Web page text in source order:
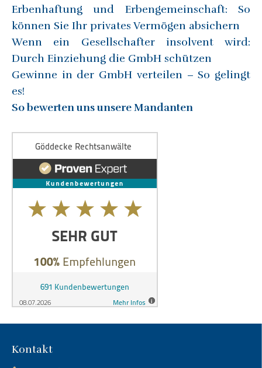
Erbenhaftung und Erbengemeinschaft: So
können Sie Ihr privates Vermögen absichern
Wenn ein Gesellschafter insolvent wird:
Durch Einziehung die GmbH schützen
Gewinne in der GmbH verteilen – So gelingt
es!
So bewerten uns unsere Mandanten
Kontakt